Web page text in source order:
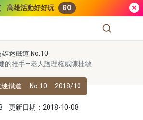
高雄活動好好玩 GO
雄迷鐵道 No.10
的推手—老人護理權威陳桂敏
鐵道 No.10 2018/10
更新日期：2018-10-08